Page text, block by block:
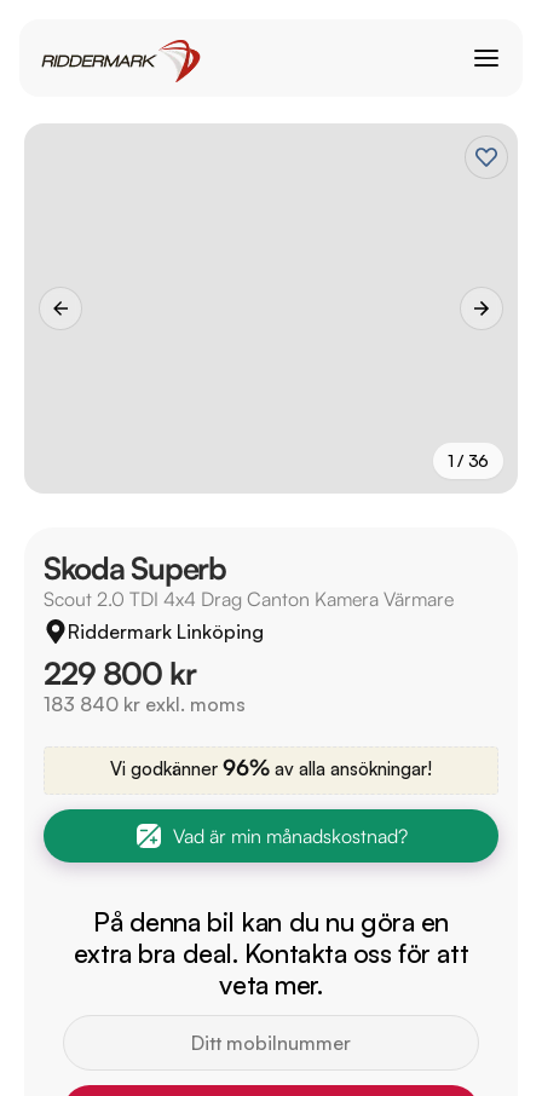
1 / 36
Skoda Superb
Scout 2.0 TDI 4x4 Drag Canton Kamera Värmare
Riddermark Linköping
229 800 kr
183 840 kr exkl. moms
Vi godkänner 96% av alla ansökningar!
Vad är min månadskostnad?
På denna bil kan du nu göra en
extra bra deal. Kontakta oss för att
veta mer.